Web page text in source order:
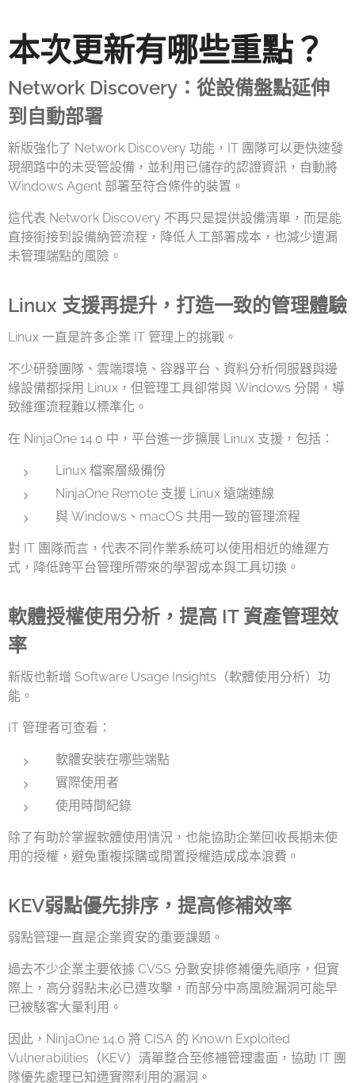
本次更新有哪些重點？
Network Discovery：從設備盤點延伸
到自動部署
新版強化了 Network Discovery 功能，IT 團隊可以更快速發
現網路中的未受管設備，並利用已儲存的認證資訊，自動將
Windows Agent 部署至符合條件的裝置。
這代表 Network Discovery 不再只是提供設備清單，而是能
直接銜接到設備納管流程，降低人工部署成本，也減少遺漏
未管理端點的風險。
Linux 支援再提升，打造一致的管理體驗
Linux 一直是許多企業 IT 管理上的挑戰。
不少研發團隊、雲端環境、容器平台、資料分析伺服器與邊
緣設備都採用 Linux，但管理工具卻常與 Windows 分開，導
致維運流程難以標準化。
在 NinjaOne 14.0 中，平台進一步擴展 Linux 支援，包括：
Linux 檔案層級備份
NinjaOne Remote 支援 Linux 遠端連線
與 Windows、macOS 共用一致的管理流程
對 IT 團隊而言，代表不同作業系統可以使用相近的維運方
式，降低跨平台管理所帶來的學習成本與工具切換。
軟體授權使用分析，提高 IT 資產管理效
率
新版也新增 Software Usage Insights（軟體使用分析）功
能。
IT 管理者可查看：
軟體安裝在哪些端點
實際使用者
使用時間紀錄
除了有助於掌握軟體使用情況，也能協助企業回收長期未使
用的授權，避免重複採購或閒置授權造成成本浪費。
KEV弱點優先排序，提高修補效率
弱點管理一直是企業資安的重要課題。
過去不少企業主要依據 CVSS 分數安排修補優先順序，但實
際上，高分弱點未必已遭攻擊，而部分中高風險漏洞可能早
已被駭客大量利用。
因此，NinjaOne 14.0 將 CISA 的 Known Exploited
Vulnerabilities（KEV）清單整合至修補管理畫面，協助 IT 團
隊優先處理已知遭實際利用的漏洞。